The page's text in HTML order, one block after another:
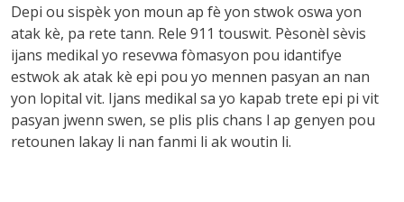
Depi ou sispèk yon moun ap fè yon stwok oswa yon
atak kè, pa rete tann. Rele 911 touswit. Pèsonèl sèvis
ijans medikal yo resevwa fòmasyon pou idantifye
estwok ak atak kè epi pou yo mennen pasyan an nan
yon lopital vit. Ijans medikal sa yo kapab trete epi pi vit
pasyan jwenn swen, se plis plis chans l ap genyen pou
retounen lakay li nan fanmi li ak woutin li.